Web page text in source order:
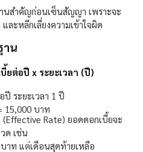
นสำคัญก่อนเซ็นสัญญา เพราะจะ
ละหลีกเลี่ยงความเข้าใจผิด
าน
ยต่อปี x ระยะเวลา (ปี)
ปี ระยะเวลา 1 ปี
15,000 บาท
(Effective Rate) ยอดดอกเบี้ยจะ
ด เช่น
บาท แต่เดือนสุดท้ายเหลือ